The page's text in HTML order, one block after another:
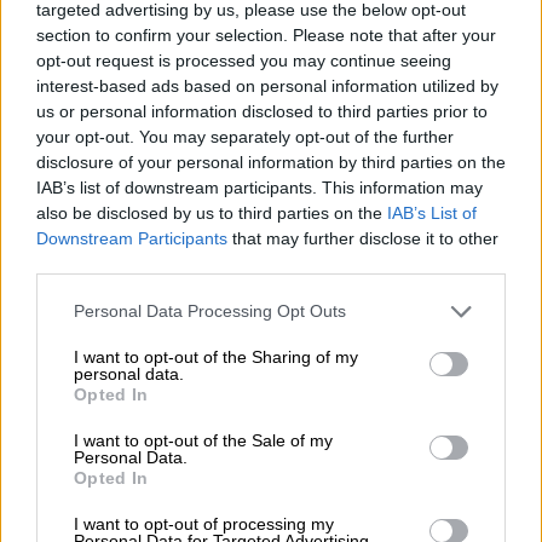
targeted advertising by us, please use the below opt-out
section to confirm your selection. Please note that after your
opt-out request is processed you may continue seeing
interest-based ads based on personal information utilized by
us or personal information disclosed to third parties prior to
your opt-out. You may separately opt-out of the further
disclosure of your personal information by third parties on the
IAB’s list of downstream participants. This information may
also be disclosed by us to third parties on the IAB’s List of
Downstream Participants that may further disclose it to other
Please note that this website/app uses one or more Google
not limited to your visit or usage behaviour. You may click to
grant or deny consent to Google and its third-party tags to
use your data for below specified purposes in below Google
consent section.
Personal Data Processing Opt Outs
I want to opt-out of the Sharing of my
personal data.
Opted In
I want to opt-out of the Sale of my
Personal Data.
Opted In
I want to opt-out of processing my
πρόταση μελετήθηκε και προετοιμάστηκε
από τον δήμο και το χιονοδρομικό κέντρο.
Παράλληλα, τονίζει ότι «έπειτα από 30
χρόνια λειτουργίας του χιονοδρομικού
κέντρου γίνεται μία τόσο μεγάλη παρέμβαση,
με την οποία ουσιαστικά δημιουργείται ένα
νέο χιονοδρομικό, δίνοντάς του “ζωή” για τα
επόμενα 40 χρόνια.»
Όσον αφορά στον εκσυγχρονισμό, ο
δήμαρχος λέει στο ΑΠΕ-ΜΠΕ ότι «θα
λειτουργήσουν δύο σημαντικοί νέοι
αναβατήρες με καμπίνες και καρεκλάκια, θα
ενέργειας και ο ηλεκτρομηχανολογικός
εξοπλισμός, θα δημιουργηθεί πάρκινγκ για
τους αναβατήρες έκτασης 700 τ.μ., θα